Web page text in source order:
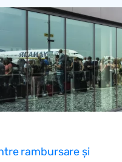
rambursare și